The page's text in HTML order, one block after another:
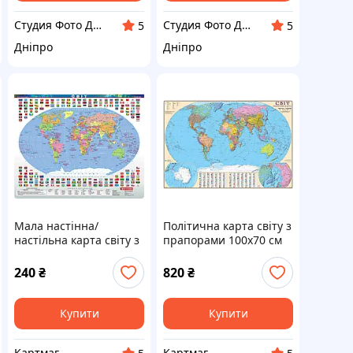
Студия Фото Декор
5
Дніпро
Студия Фото Декор
5
Дніпро
Мала настінна/
настільна карта світу з
прапорами 55х45 см
(ламінована)
240₴
Купити
Політична карта світу з
прапорами 100х70 см
820₴
Купити